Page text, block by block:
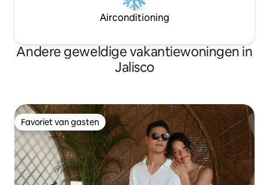
Airconditioning
Andere geweldige vakantiewoningen in
Jalisco
Favoriet van gasten
Favoriet van gasten